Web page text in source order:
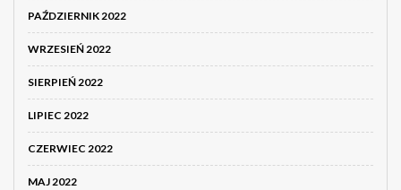
PAŹDZIERNIK 2022
WRZESIEŃ 2022
SIERPIEŃ 2022
LIPIEC 2022
CZERWIEC 2022
MAJ 2022